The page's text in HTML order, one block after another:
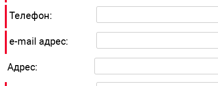
Телефон:
e-mail адрес:
Адрес: